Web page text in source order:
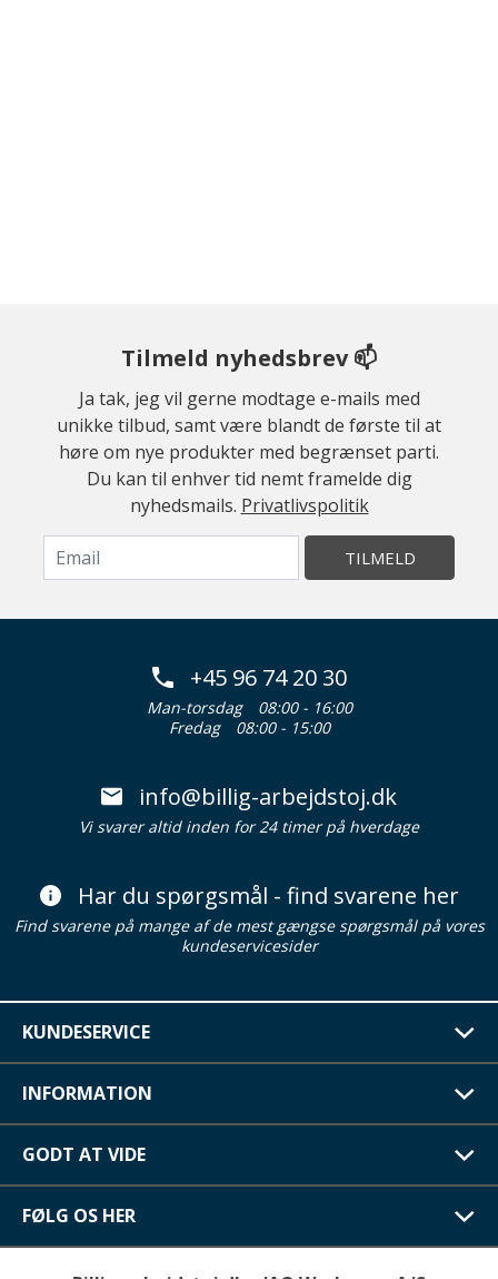
Tilmeld nyhedsbrev 📫
Ja tak, jeg vil gerne modtage e-mails med
unikke tilbud, samt være blandt de første til at
høre om nye produkter med begrænset parti.
Du kan til enhver tid nemt framelde dig
nyhedsmails. Privatlivspolitik
TILMELD
+45 96 74 20 30
Man-torsdag
08:00 - 16:00
Fredag
08:00 - 15:00
info@billig-arbejdstoj.dk
Vi svarer altid inden for 24 timer på hverdage
Har du spørgsmål - find svarene her
Find svarene på mange af de mest gængse spørgsmål på vores
kundeservicesider
KUNDESERVICE
INFORMATION
GODT AT VIDE
FØLG OS HER